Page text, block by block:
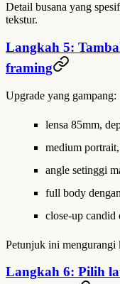
Detail busana yang
tekstur.
Langkah 5:
framing
Upgrade yang gampang:
lensa 85mm,
medium
angle setinggi
full body
close-up candid
Petunjuk ini mengurangi
Langkah 6: Pilih